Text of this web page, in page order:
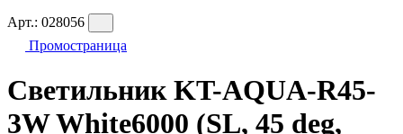
Арт.: 028056
Промостраница
Светильник KT-AQUA-R45-
3W White6000 (SL, 45 deg,